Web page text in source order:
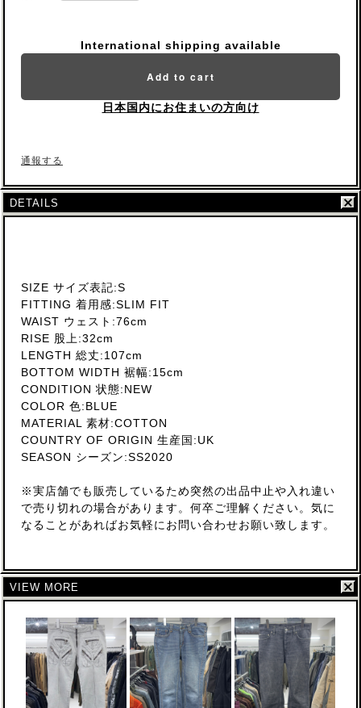
International shipping available
Add to cart
日本国内にお住まいの方向け
通報する
DETAILS
SIZE サイズ表記:S
FITTING 着用感:SLIM FIT
WAIST ウェスト:76cm
RISE 股上:32cm
LENGTH 総丈:107cm
BOTTOM WIDTH 裾幅:15cm
CONDITION 状態:NEW
COLOR 色:BLUE
MATERIAL 素材:COTTON
COUNTRY OF ORIGIN 生産国:UK
SEASON シーズン:SS2020
※実店舗でも販売しているため突然の出品中止や入れ違い
で売り切れの場合があります。何卒ご理解ください。気に
なることがあればお気軽にお問い合わせお願い致します。
VIEW MORE